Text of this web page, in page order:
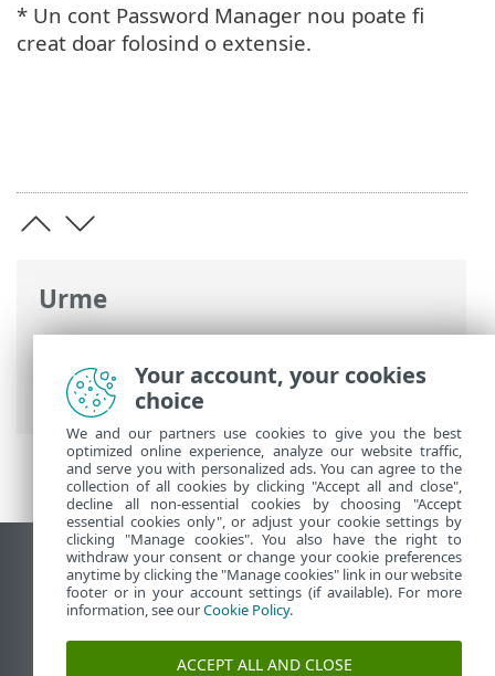
Urme
Ajutor online ESET>ESET Password
Manager
>ESET Password Manager
introducere> Cerințe de sistem
* Un cont Password Manager nou poate fi
creat doar folosind o extensie.
Vizualizare site pentru desktop
End of Life
Baza de cunoștințe ESET
Forum ESET
Your account, your cookies
choice
We and our partners use cookies to give you the best
optimized online experience, analyze our website traffic,
and serve you with personalized ads. You can agree to the
collection of all cookies by clicking "Accept all and close",
decline all non-essential cookies by choosing "Accept
essential cookies only", or adjust your cookie settings by
clicking "Manage cookies". You also have the right to
withdraw your consent or change your cookie preferences
anytime by clicking the "Manage cookies" link in our website
footer or in your account settings (if available). For more
information, see ourCookie Policy.
ACCEPT ALL AND CLOSE